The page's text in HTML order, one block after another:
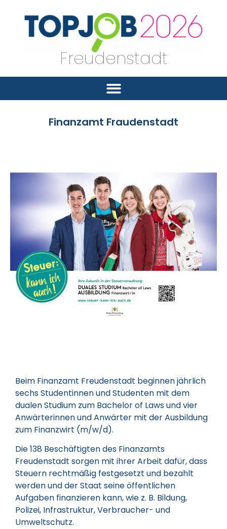
Freudenstadt
Finanzamt Fraudenstadt
Beim Finanzamt Freudenstadt beginnen jährlich
sechs Studentinnen und Studenten mit dem
dualen Studium zum Bachelor of Laws und vier
Anwärterinnen und Anwärter mit der Ausbildung
zum Finanzwirt (m/w/d).
Die 138 Beschäftigten des Finanzamts
Freudenstadt sorgen mit ihrer Arbeit dafür, dass
Steuern rechtmäßig festgesetzt und bezahlt
werden und der Staat seine öffentlichen
Aufgaben finanzieren kann, wie z. B. Bildung,
Polizei, Infrastruktur, Verbraucher- und
Umweltschutz.